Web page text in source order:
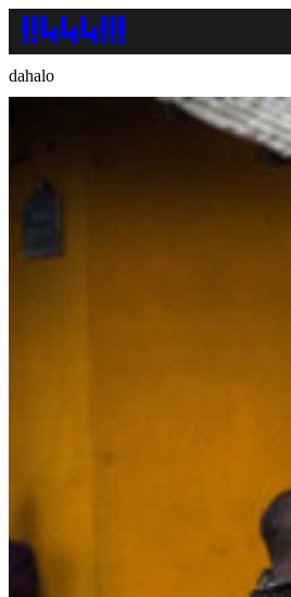
dahalo